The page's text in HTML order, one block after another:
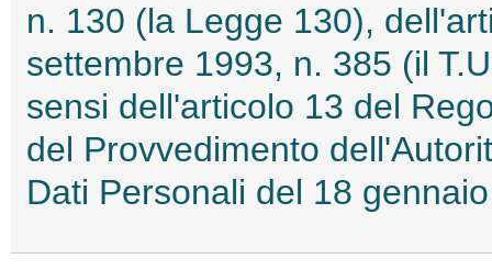
n. 130 (la Legge 130),
settembre 1993, n. 385 (il
sensi dell'articolo 13 del
del Provvedimento
Dati Personali del 18